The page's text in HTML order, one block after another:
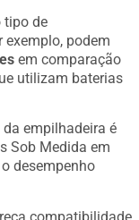
tipo de
exemplo, podem
em comparação
utilizam baterias
empilhadeira é
Sob Medida em
desempenho
compatibilidade